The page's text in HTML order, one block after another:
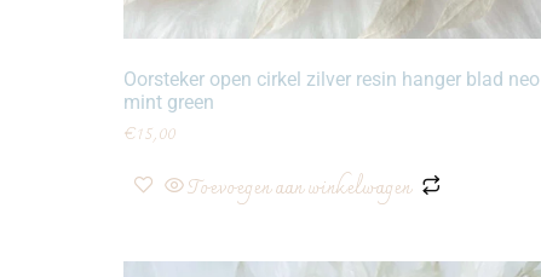
Oorsteker open cirkel zilver resin hanger blad neo
mint green
€15,00
Toevoegen aan winkelwagen